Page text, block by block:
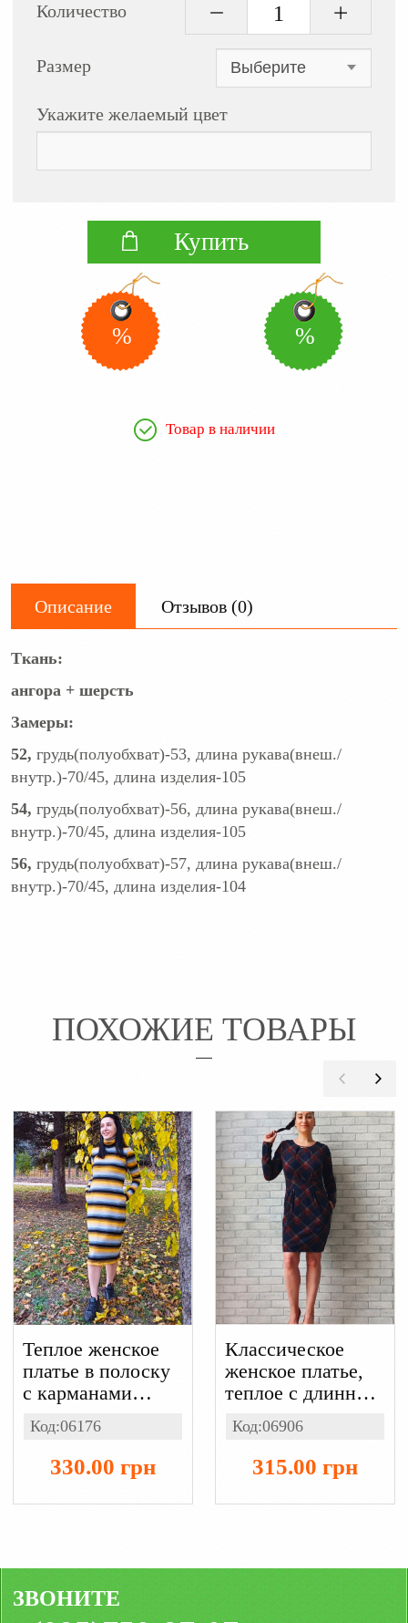
Количество
Размер
Укажите желаемый цвет
Купить
% %
Товар в наличии
Описание Отзывов (0)
Ткань:
ангора + шерсть
Замеры:
52, грудь(полуобхват)-53, длина рукава(внеш./
внутр.)-70/45, длина изделия-105
54, грудь(полуобхват)-56, длина рукава(внеш./
внутр.)-70/45, длина изделия-105
56, грудь(полуобхват)-57, длина рукава(внеш./
внутр.)-70/45, длина изделия-104
ПОХОЖИЕ ТОВАРЫ
Теплое женское
платье в полоску
с карманами
вязка
Код:06176
330.00 грн
Классическое
женское платье,
теплое с длинным
карманами,
кашемировое в
клетку
Код:06906
315.00 грн
ЗВОНИТЕ